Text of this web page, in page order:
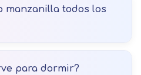
manzanilla todos los
para dormir?